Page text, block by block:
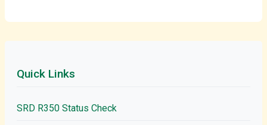
Quick Links
SRD R350 Status Check